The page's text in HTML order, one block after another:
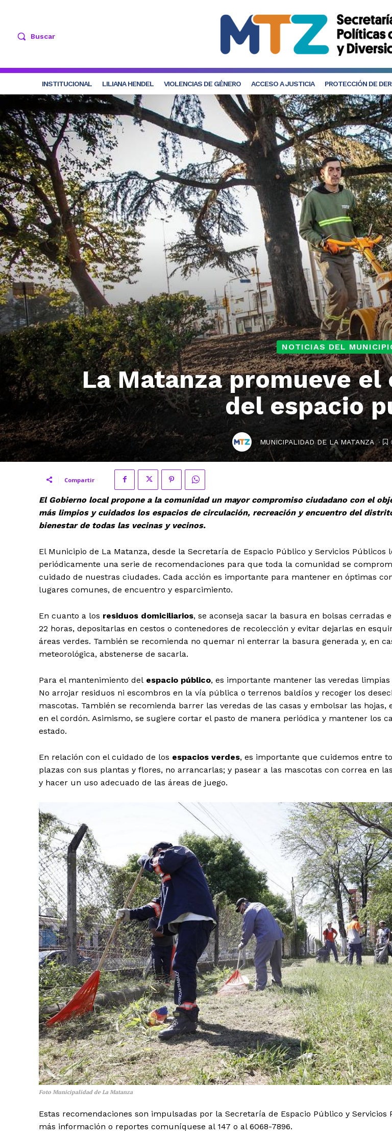
Buscar
INSTITUCIONAL LILIANA HENDEL VIOLENCIAS DE GÉNERO ACCESO A JUSTICIA PROTECCIÓN DE
NOTICIAS DEL
La Matanza promueve
del espacio
MUNICIPALIDAD DE LA MATANZA .
Compartir
El Gobierno local propone a la comunidad un mayor compromiso ciudadano con el
más limpios y cuidados los espacios de circulación, recreación y encuentro del
bienestar de todas las vecinas y vecinos.
El Municipio de La Matanza, desde la Secretaría de Espacio Público y Servicios Públicos
periódicamente una serie de recomendaciones para que toda la comunidad se
cuidado de nuestras ciudades. Cada acción es importante para mantener en óptimas
lugares comunes, de encuentro y esparcimiento.
En cuanto a los residuos domiciliarios, se aconseja sacar la basura en bolsas cerradas
22 horas, depositarlas en cestos o contenedores de recolección y evitar dejarlas en
áreas verdes. También se recomienda no quemar ni enterrar la basura generada y, en
meteorológica, abstenerse de sacarla.
Para el mantenimiento del espacio público, es importante mantener las veredas
No arrojar residuos ni escombros en la vía pública o terrenos baldíos y recoger los
mascotas. También se recomienda barrer las veredas de las casas y embolsar las hojas,
en el cordón. Asimismo, se sugiere cortar el pasto de manera periódica y mantener los
estado.
En relación con el cuidado de los espacios verdes, es importante que cuidemos entre
plazas con sus plantas y flores, no arrancarlas; y pasear a las mascotas con correa en
y hacer un uso adecuado de las áreas de juego.
Foto Municipalidad de La Matanza
Estas recomendaciones son impulsadas por la Secretaría de Espacio Público y Servicios
más información o reportes comuníquese al 147 o al 6068-7896.